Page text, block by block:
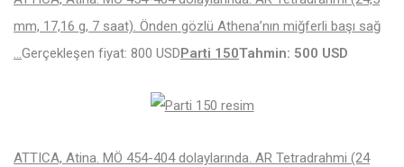
mm, 17,16 g, 7 saat). Önden gözlü Athena’nın miğferli başı sağ
Gerçekleşen fiyat: 800 USDParti 150Tahmin: 500 USD
ATTICA, Atina. MÖ 454-404 dolaylarında. AR Tetradrahmi (24